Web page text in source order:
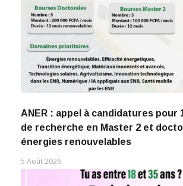
ANER : appel à candidatures pour
de recherche en Master 2 et
énergies renouvelables
5 Août 2026